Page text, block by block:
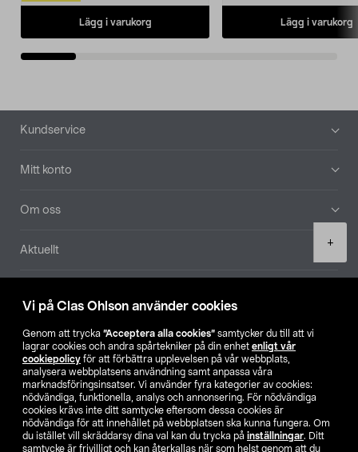
Vi på Clas Ohlson använder cookies
Genom att trycka ”Acceptera alla cookies” samtycker du till att vi
lagrar cookies och andra spårtekniker på din enhet enligt vår
cookiepolicy för att förbättra upplevelsen på vår webbplats,
analysera webbplatsens användning samt anpassa våra
marknadsföringsinsatser. Vi använder fyra kategorier av cookies:
nödvändiga, funktionella, analys och annonsering. För nödvändiga
cookies krävs inte ditt samtycke eftersom dessa cookies är
nödvändiga för att innehållet på webbplatsen ska kunna fungera. Om
du istället vill skräddarsy dina val kan du trycka på inställningar. Ditt
samtycke är frivilligt och kan återkallas när som helst genom att du
+
Lägg i varukorg Lägg i varukorg
Sidfot
Kundservice
Mitt konto
Om oss
Aktuellt
Hitta butik
SE NO FI